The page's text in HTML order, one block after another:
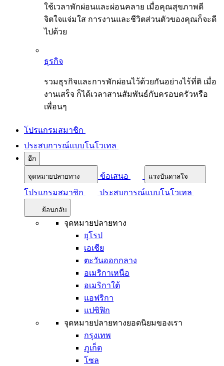
ใช้เวลาพักผ่อนและผ่อนคลาย เมื่อคุณสุขภาพดี
จิตใจแจ่มใส การงานและชีวิตส่วนตัวของคุณก็จะดี
ไปด้วย
ธุรกิจ
รวมธุรกิจและการพักผ่อนไว้ด้วยกันอย่างไร้ที่ติ เมื่อ
งานเสร็จ ก็ได้เวลาสานสัมพันธ์กับครอบครัวหรือ
เพื่อนๆ
โปรแกรมสมาชิก
ประสบการณ์แบบโนโวเทล
อีก
จุดหมายปลายทาง ข้อเสนอ แรงบันดาลใจ
โปรแกรมสมาชิก ประสบการณ์แบบโนโวเทล
ย้อนกลับ
จุดหมายปลายทาง
ยุโรป
เอเชีย
ตะวันออกกลาง
อเมริกาเหนือ
อเมริกาใต้
แอฟริกา
แปซิฟิก
จุดหมายปลายทางยอดนิยมของเรา
กรุงเทพ
ภูเก็ต
โซล